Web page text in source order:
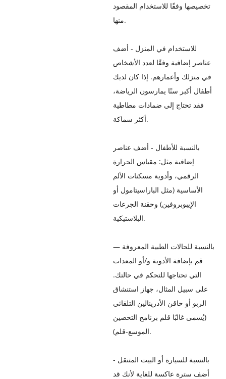
تخصيصها وفقًا للاستخدام المقصود
منها.
للاستخدام في المنزل - أضف
عناصر إضافية وفقًا لعدد الأشخاص
في منزلك وأعمارهم. إذا كان لديك
أطفال أكبر سنًا يمارسون الرياضة،
فقد تحتاج إلى ضمادات مطاطية
أكثر سماكة.
بالنسبة للأطفال - أضف عناصر
إضافية مثل: مقياس الحرارة
الرقمي، وأدوية مسكنات الألم
الأساسية (مثل الباراسيتامول أو
الإيبوبروفين) وحقنة الجرعات
البلاستيكية.
بالنسبة للحالات الطبية المعروفة —
قم بإضافة الأدوية و/أو المعدات
التي تحتاجها للتحكم في حالتك.
على سبيل المثال، جهاز استنشاق
الربو أو حاقن الأدرينالين التلقائي
(يُسمى غالبًا قلم برنامج التحصين
الموسع-قلم).
بالنسبة للسيارة أو البيت المتنقل -
أضف سترة عاكسة للغاية لأنك قد